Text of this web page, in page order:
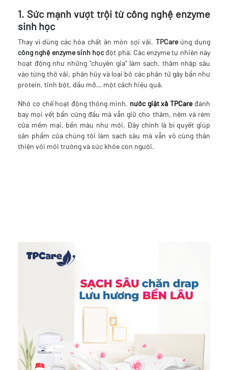
1. Sức mạnh vượt trội từ công nghệ enzyme
sinh học
Thay vì dùng các hóa chất ăn mòn sợi vải, TPCareứng dụng
công nghệ enzyme sinh học đột phá. Các enzyme tự nhiên này
hoạt động như những "chuyên gia" làm sạch, thâm nhập sâu
vào từng thớ vải, phân hủy và loại bỏ các phân tử gây bẩn như
protein, tinh bột, dầu mỡ… một cách hiệu quả.
Nhờ cơ chế hoạt động thông minh, nước giặt xả TPCaređánh
bay mọi vết bẩn cứng đầu mà vẫn giữ cho thảm, nệm và rèm
cửa mềm mại, bền màu như mới. Đây chính là bí quyết giúp
sản phẩm của chúng tôi làm sạch sâu mà vẫn vô cùng thân
thiện với môi trường và sức khỏe con người.